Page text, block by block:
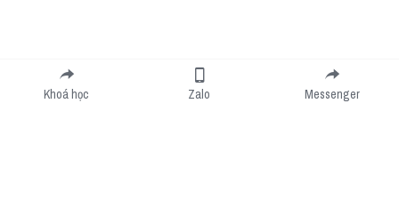
Submit
Khoá học Zalo Messenger